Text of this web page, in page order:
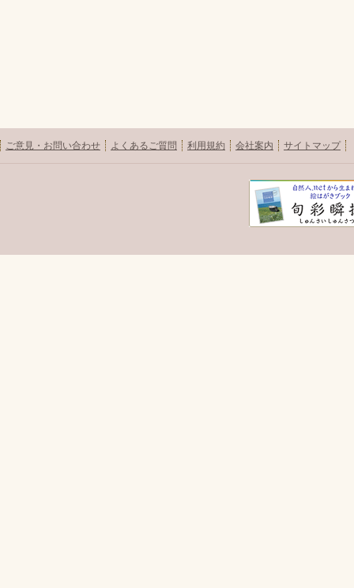
ご意見・お問い合わせ よくあるご質問 利用規約 会社案内 サイトマップ